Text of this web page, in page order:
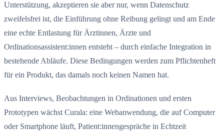
Unterstützung, akzeptieren sie aber nur, wenn Datenschutz
zweifelsfrei ist, die Einführung ohne Reibung gelingt und am Ende
eine echte Entlastung für Ärztinnen, Ärzte und
Ordinationsassistent:innen entsteht – durch einfache Integration in
bestehende Abläufe. Diese Bedingungen werden zum Pflichtenheft
für ein Produkt, das damals noch keinen Namen hat.
Aus Interviews, Beobachtungen in Ordinationen und ersten
Prototypen wächst Curala: eine Webanwendung, die auf Computer
oder Smartphone läuft, Patient:innengespräche in Echtzeit